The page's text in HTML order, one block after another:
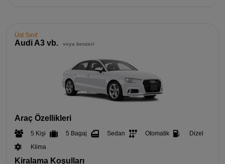
Üst Sınıf
Audi A3 vb. veya benzeri
Araç Özellikleri
5 Kişi 5 Bagaj Sedan Otomatik
Dizel
Klima
Kiralama Koşulları